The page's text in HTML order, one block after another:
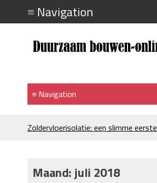
Zoldervloerisolatie: een slimme eerste
Je huis koelen: alles behalve duur
Maand:juli 2018